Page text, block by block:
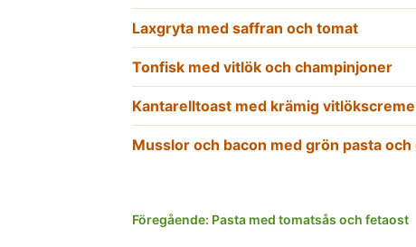
Laxgryta med saffran och tomat
Tonfisk med vitlök och champinjoner
Kantarelltoast med krämig
Musslor och bacon med grön pasta och
Inläggsnavigering
Föregående: Pasta med tomatsås och fetaost